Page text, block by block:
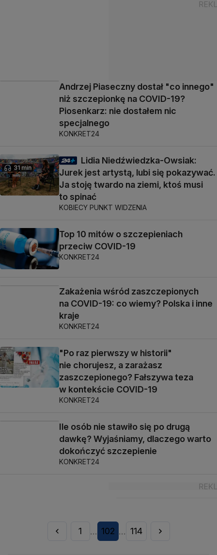
Andrzej Piaseczny dostał "co innego"
niż szczepionkę na COVID-19?
Piosenkarz: nie dostałem nic
specjalnego
KONKRET24
31 min
Lidia Niedźwiedzka-Owsiak:
Jurek jest artystą, lubi się pokazywać.
Ja stoję twardo na ziemi, ktoś musi
to spinać
KOBIECY PUNKT WIDZENIA
Top 10 mitów o szczepieniach
przeciw COVID-19
KONKRET24
Zakażenia wśród zaszczepionych
na COVID-19: co wiemy? Polska i inne
kraje
KONKRET24
"Po raz pierwszy w historii"
nie chorujesz, a zarażasz
zaszczepionego? Fałszywa teza
w kontekście COVID-19
KONKRET24
Ile osób nie stawiło się po drugą
dawkę? Wyjaśniamy, dlaczego warto
dokończyć szczepienie
KONKRET24
1 ... 102 ... 114